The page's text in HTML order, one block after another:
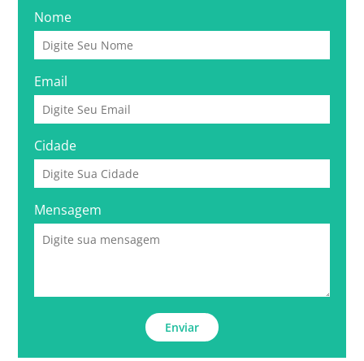
Nome
Email
Cidade
Mensagem
Enviar